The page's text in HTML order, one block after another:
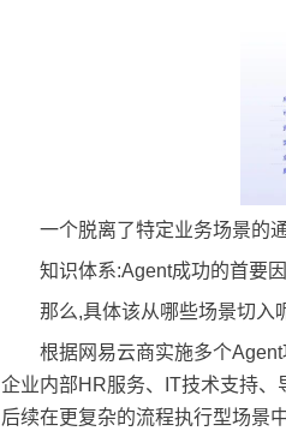
一个脱离了特定业务场景的
知识体系:Agent成功的首要
那么,具体该从哪些场景切入
根据网易云商实施多个
企业内部HR服务、IT技术支持、
后续在更复杂的流程执行型场景